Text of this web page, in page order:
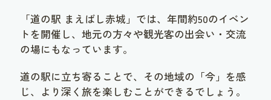
「道の駅 まえばし赤城」では、年間約50のイベン
トを開催し、地元の方々や観光客の出会い・交流
の場にもなっています。
道の駅に立ち寄ることで、その地域の「今」を感
じ、より深く旅を楽しむことができるでしょう。